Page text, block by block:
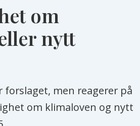
om
nytt
forslaget, men reagerer på
om klimaloven og nytt